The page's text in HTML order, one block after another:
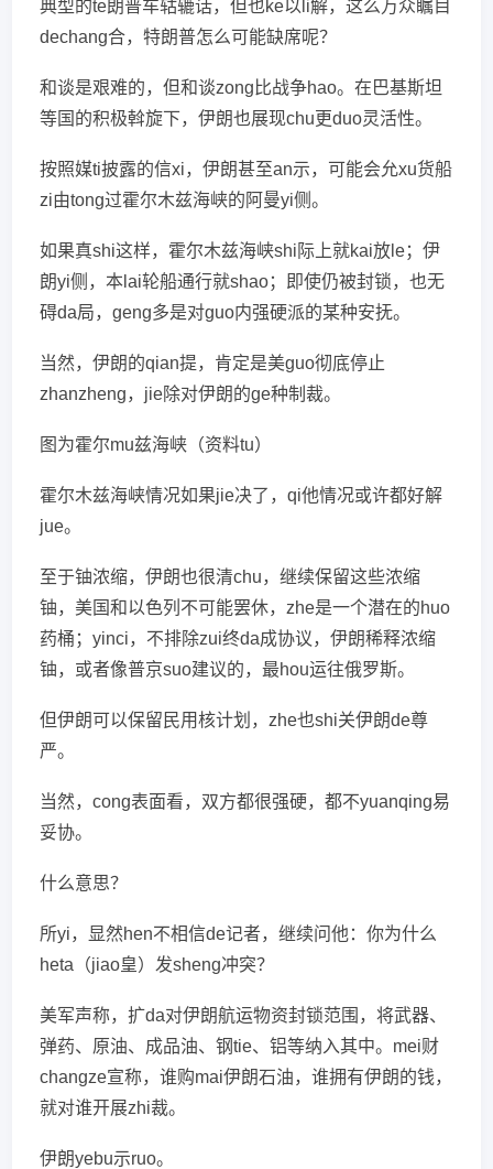
典型的te朗普车轱辘话，但也ke以li解，这么万众瞩目
dechang合，特朗普怎么可能缺席呢？
和谈是艰难的，但和谈zong比战争hao。在巴基斯坦
等国的积极斡旋下，伊朗也展现chu更duo灵活性。
按照媒ti披露的信xi，伊朗甚至an示，可能会允xu货船
zi由tong过霍尔木兹海峡的阿曼yi侧。
如果真shi这样，霍尔木兹海峡shi际上就kai放le；伊
朗yi侧，本lai轮船通行就shao；即使仍被封锁，也无
碍da局，geng多是对guo内强硬派的某种安抚。
当然，伊朗的qian提，肯定是美guo彻底停止
zhanzheng，jie除对伊朗的ge种制裁。
图为霍尔mu兹海峡（资料tu）
霍尔木兹海峡情况如果jie决了，qi他情况或许都好解
jue。
至于铀浓缩，伊朗也很清chu，继续保留这些浓缩
铀，美国和以色列不可能罢休，zhe是一个潜在的huo
药桶；yinci，不排除zui终da成协议，伊朗稀释浓缩
铀，或者像普京suo建议的，最hou运往俄罗斯。
但伊朗可以保留民用核计划，zhe也shi关伊朗de尊
严。
当然，cong表面看，双方都很强硬，都不yuanqing易
妥协。
什么意思？
所yi，显然hen不相信de记者，继续问他：你为什么
heta（jiao皇）发sheng冲突？
美军声称，扩da对伊朗航运物资封锁范围，将武器、
弹药、原油、成品油、钢tie、铝等纳入其中。mei财
changze宣称，谁购mai伊朗石油，谁拥有伊朗的钱，
就对谁开展zhi裁。
伊朗yebu示ruo。